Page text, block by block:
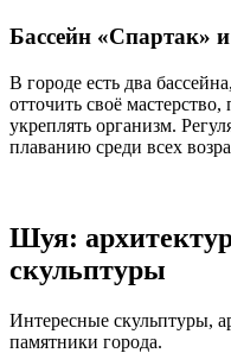
Бассейн «Спартак»
В городе есть два
отточить своё
укреплять организм.
плаванию среди всех
Шуя:
скульптуры
Интересные скульптуры,
памятники города.